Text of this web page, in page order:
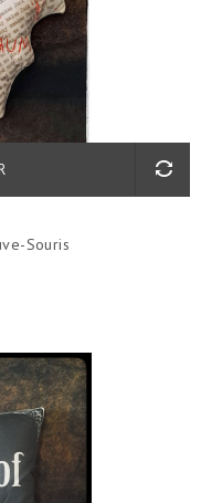
Souris